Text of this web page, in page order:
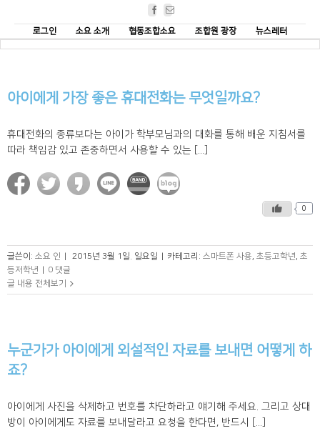
Facebook
로그인
소요 소개 협동조합소요 조합원 광장 뉴스레터
아이에게 가장 좋은 휴대전화는 무엇일까요?
휴대전화의 종류보다는 아이가 학부모님과의 대화를 통해 배운 지침서를
따라 책임감 있고 존중하면서 사용할 수 있는 [...]
0
글쓴이: 소요 인 | 2015년 3월 1일. 일요일 | 카테고리: 스마트폰 사용, 초등고학년, 초
등저학년 | 0 댓글
글 내용 전체보기
누군가가 아이에게 외설적인 자료를 보내면 어떻게 하
죠?
아이에게 사진을 삭제하고 번호를 차단하라고 얘기해 주세요. 그리고 상대
방이 아이에게도 자료를 보내달라고 요청을 한다면, 반드시 [...]